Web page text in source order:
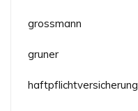
grossmann
gruner
haftpflichtversicherung